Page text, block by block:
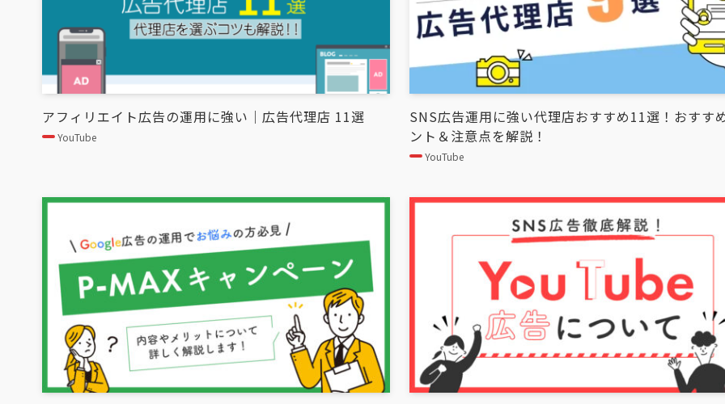
アフィリエイト広告の運用に強い｜広告代理店 11選
YouTube
SNS広告運用に強い代理店おすすめ11選！おすす
ント＆注意点を解説！
YouTube